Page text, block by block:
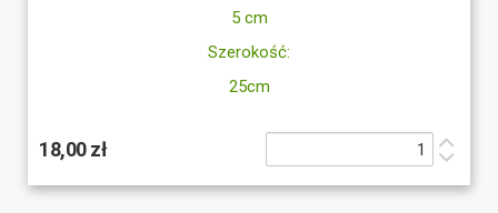
5 cm
Szerokość:
25cm
18,00 zł